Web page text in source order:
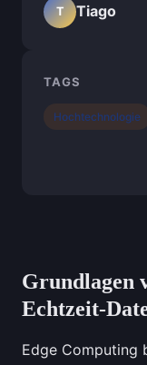
Grundlagen
Echtzeit-
Edge Computing
T Tiago
TAGS
Hochtechnologie